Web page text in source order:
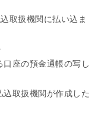
扱機関に払い込ま
預金通帳の写し
機関が作成した